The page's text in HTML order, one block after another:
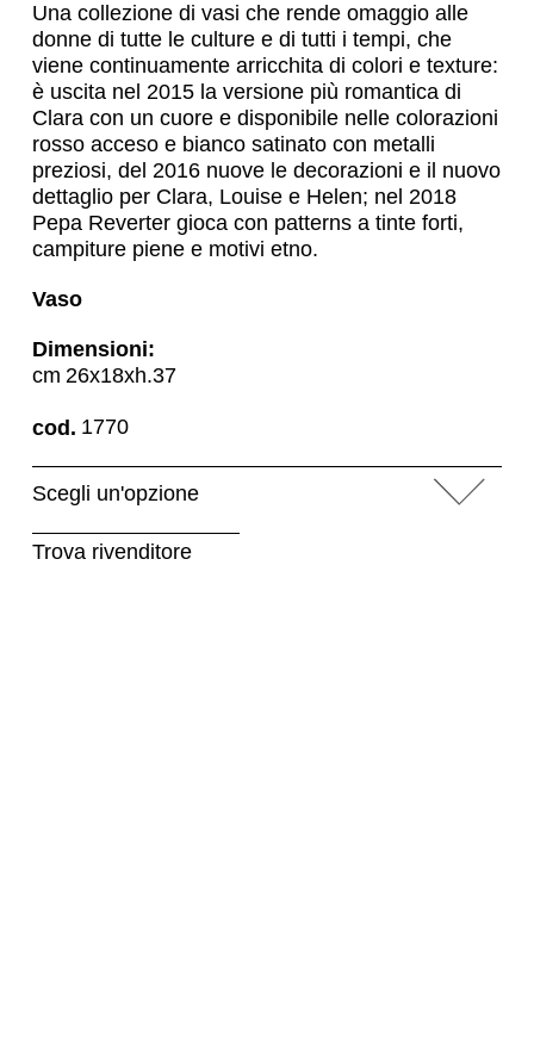
Una collezione di vasi che rende omaggio alle
donne di tutte le culture e di tutti i tempi, che
viene continuamente arricchita di colori e texture:
è uscita nel 2015 la versione più romantica di
Clara con un cuore e disponibile nelle colorazioni
rosso acceso e bianco satinato con metalli
preziosi, del 2016 nuove le decorazioni e il nuovo
dettaglio per Clara, Louise e Helen; nel 2018
Pepa Reverter gioca con patterns a tinte forti,
campiture piene e motivi etno.
Vaso
Dimensioni:
cm 26x18xh.37
cod. 1770
Trova rivenditore